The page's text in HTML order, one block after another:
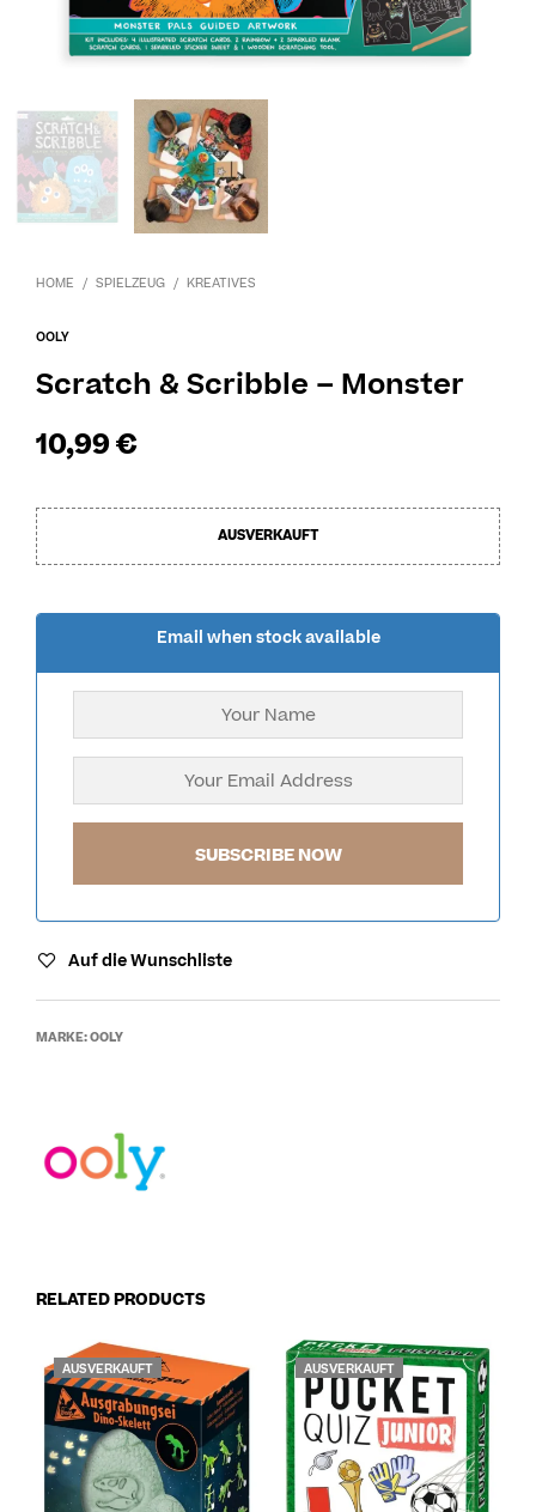
HOME / SPIELZEUG / KREATIVES
OOLY
Scratch & Scribble – Monster
10,99€
AUSVERKAUFT
Email when stock available
Auf die Wunschliste
MARKE:OOLY
RELATED PRODUCTS
AUSVERKAUFT AUSVERKAUFT